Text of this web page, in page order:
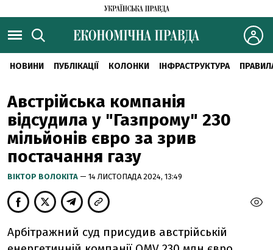
НОВИНИ ПУБЛІКАЦІЇ КОЛОНКИ ІНФРАСТРУКТУРА
Австрійська компанія
відсудила у "Газпрому" 230
мільйонів євро за зрив
постачання газу
ВІКТОР ВОЛОКІТА — 14 ЛИСТОПАДА 2024, 13:49
Арбітражний суд присудив австрійській